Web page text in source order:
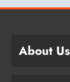
About Us